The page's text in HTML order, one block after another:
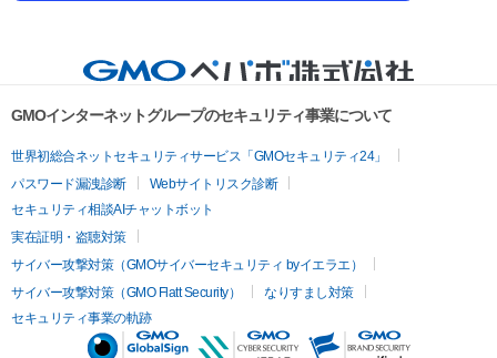
GMOインターネットグループのセキュリティ事業について
世界初総合ネットセキュリティサービス「GMOセキュリティ24」
パスワード漏洩診断
Webサイトリスク診断
セキュリティ相談AIチャットボット
実在証明・盗聴対策
サイバー攻撃対策（GMOサイバーセキュリティ byイエラエ）
サイバー攻撃対策（GMO Flatt Security）
なりすまし対策
セキュリティ事業の軌跡